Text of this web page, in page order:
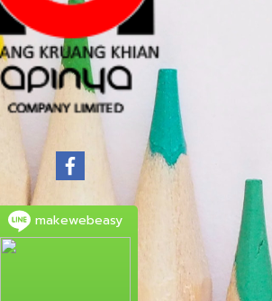
makewebeasy